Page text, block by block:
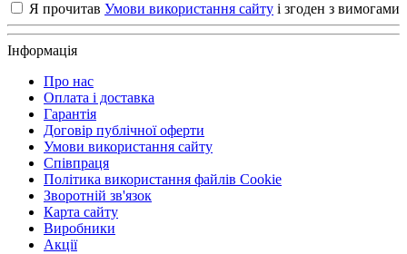
Я прочитав Умови використання сайту і згоден з вимогами
Інформація
Про нас
Оплата і доставка
Гарантія
Договір публічної оферти
Умови використання сайту
Співпраця
Політика використання файлів Cookie
Зворотній зв'язок
Карта сайту
Виробники
Акції